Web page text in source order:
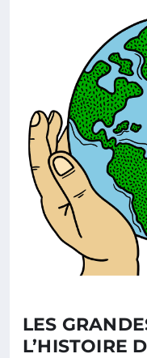
LES
L’HISTOIRE